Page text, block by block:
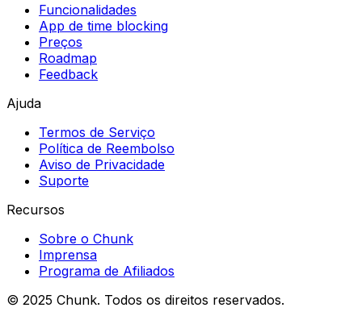
Funcionalidades
App de time blocking
Preços
Roadmap
Feedback
Ajuda
Termos de Serviço
Política de Reembolso
Aviso de Privacidade
Suporte
Recursos
Sobre o Chunk
Imprensa
Programa de Afiliados
© 2025 Chunk. Todos os direitos reservados.